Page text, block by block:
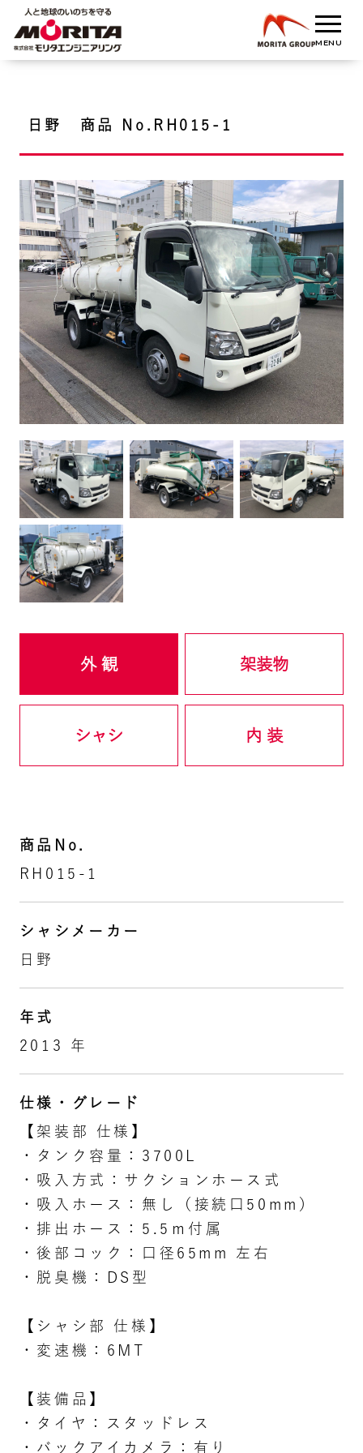
日野 商品 No.RH015-1
外 観 架装物
シャシ 内 装
商品No.
RH015-1
シャシメーカー
日野
年式
2013 年
仕様・グレード
【架装部 仕様】
・タンク容量：3700L
・吸入方式：サクションホース式
・吸入ホース：無し（接続口50mm）
・排出ホース：5.5ｍ付属
・後部コック：口径65mm 左右
・脱臭機：DS型
【シャシ部 仕様】
・変速機：6MT
【装備品】
・タイヤ：スタッドレス
・バックアイカメラ：有り